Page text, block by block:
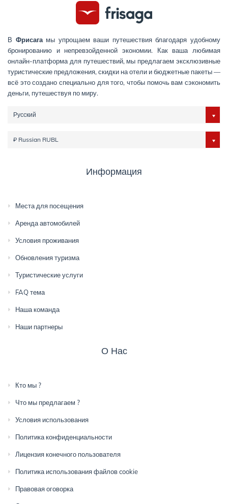
В Фрисагамы упрощаем ваши путешествия благодаря удобному
бронированию и непревзойденной экономии. Как ваша любимая
онлайн-платформа для путешествий, мы предлагаем эксклюзивные
туристические предложения, скидки на отели и бюджетные пакеты —
всё это создано специально для того, чтобы помочь вам сэкономить
деньги, путешествуя по миру.
Русский
₽ Russian RUBL
Информация
Места для посещения
Аренда автомобилей
Условия проживания
Обновления туризма
Туристические услуги
FAQ тема
Наша команда
Наши партнеры
О Нас
Кто мы ?
Что мы предлагаем ?
Условия использования
Политика конфиденциальности
Лицензия конечного пользователя
Политика использования файлов cookie
Правовая оговорка